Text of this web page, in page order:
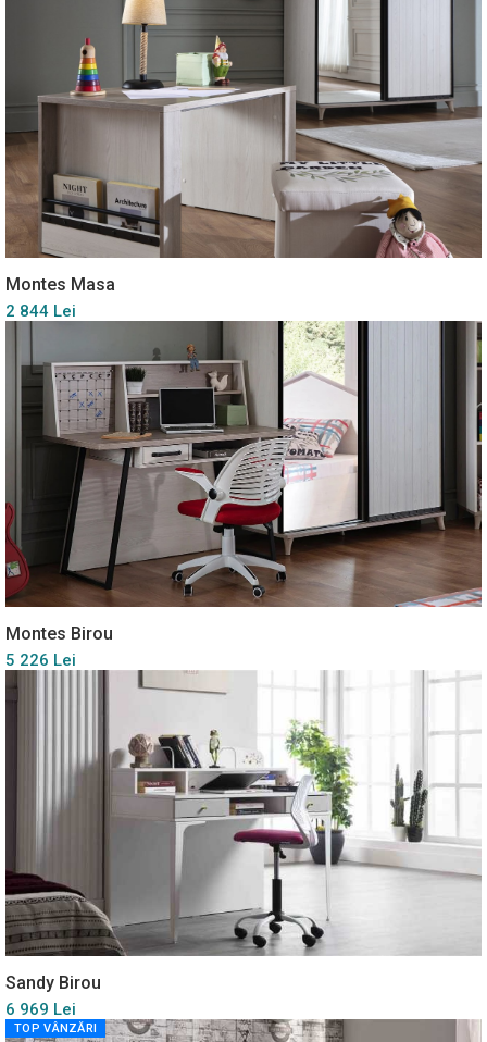
Montes Masa
2 844 Lei
Montes Birou
5 226 Lei
Sandy Birou
6 969 Lei
TOP VÂNZĂRI